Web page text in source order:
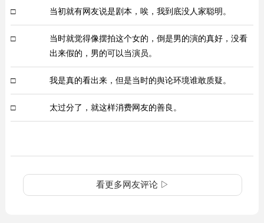
□ 当初就有网友说是剧本，唉，我到底没人家聪明。
□
当时就觉得像摆拍这个女的，倒是男的演的真好，没看
出来假的，男的可以当演员。
□ 我是真的看出来，但是当时的舆论环境谁敢质疑。
□ 太过分了，就这样消费网友的善良。
看更多网友评论 ▷